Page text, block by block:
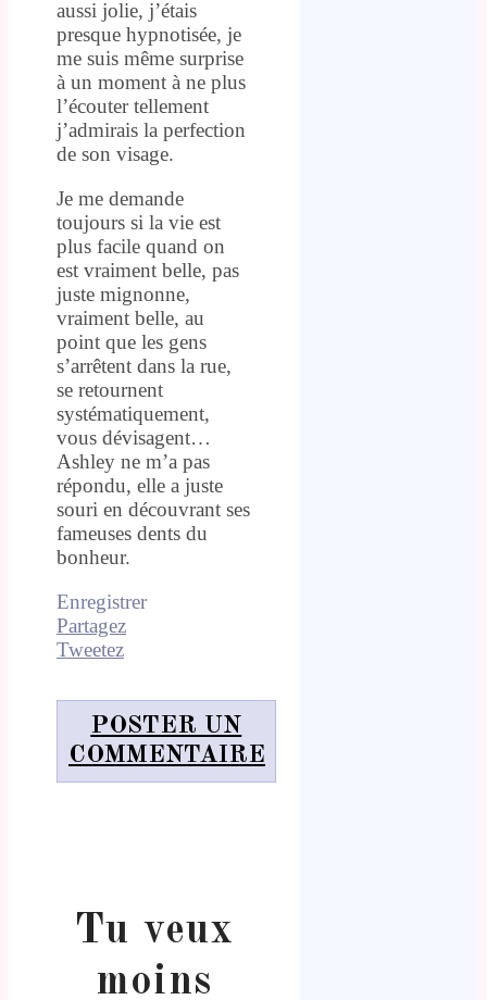
aussi jolie, j’étais
presque hypnotisée, je
me suis même surprise
à un moment à ne plus
l’écouter tellement
j’admirais la perfection
de son visage.
Je me demande
toujours si la vie est
plus facile quand on
est vraiment belle, pas
juste mignonne,
vraiment belle, au
point que les gens
s’arrêtent dans la rue,
se retournent
systématiquement,
vous dévisagent…
Ashley ne m’a pas
répondu, elle a juste
souri en découvrant ses
fameuses dents du
bonheur.
Enregistrer
Partagez
Tweetez
POSTER UN
COMMENTAIRE
Tu veux
moins